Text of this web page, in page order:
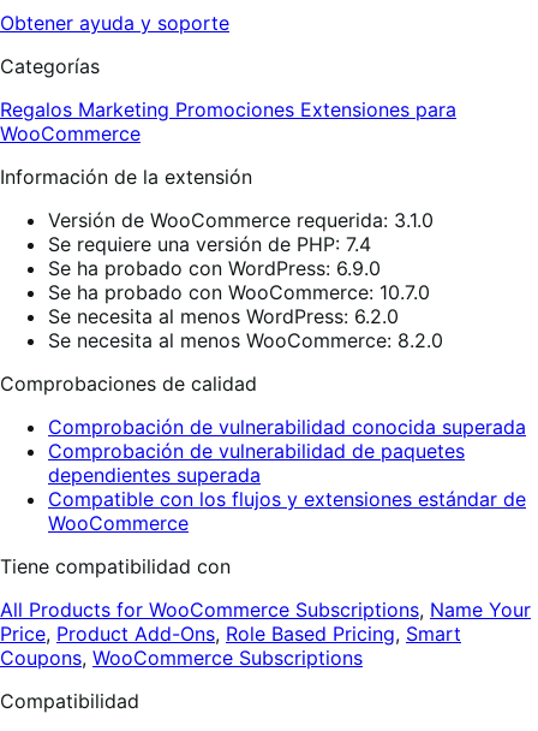
Obtener ayuda y soporte
Categorías
Regalos Marketing Promociones Extensiones para
WooCommerce
Información de la extensión
Versión de WooCommerce requerida: 3.1.0
Se requiere una versión de PHP: 7.4
Se ha probado con WordPress: 6.9.0
Se ha probado con WooCommerce: 10.7.0
Se necesita al menos WordPress: 6.2.0
Se necesita al menos WooCommerce: 8.2.0
Comprobaciones de calidad
Comprobación de vulnerabilidad conocida superada
Comprobación de vulnerabilidad de paquetes
dependientes superada
Compatible con los flujos y extensiones estándar de
WooCommerce
Tiene compatibilidad con
All Products for WooCommerce Subscriptions, Name Your
Price, Product Add-Ons, Role Based Pricing, Smart
Coupons, WooCommerce Subscriptions
Compatibilidad